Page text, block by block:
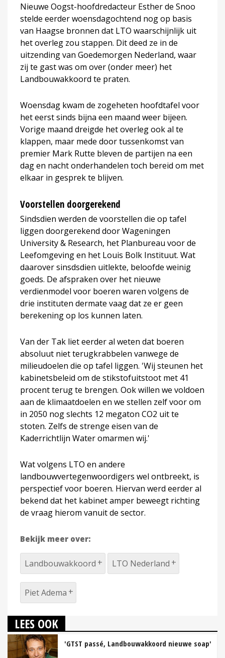
Nieuwe Oogst-hoofdredacteur Esther de Snoo
stelde eerder woensdagochtend nog op basis
van Haagse bronnen dat LTO waarschijnlijk uit
het overleg zou stappen. Dit deed ze in de
uitzending van Goedemorgen Nederland, waar
zij te gast was om over (onder meer) het
Landbouwakkoord te praten.
Woensdag kwam de zogeheten hoofdtafel voor
het eerst sinds bijna een maand weer bijeen.
Vorige maand dreigde het overleg ook al te
klappen, maar mede door tussenkomst van
premier Mark Rutte bleven de partijen na een
dag en nacht onderhandelen toch bereid om met
elkaar in gesprek te blijven.
Voorstellen doorgerekend
Sindsdien werden de voorstellen die op tafel
liggen doorgerekend door Wageningen
University & Research, het Planbureau voor de
Leefomgeving en het Louis Bolk Instituut. Wat
daarover sinsdsdien uitlekte, beloofde weinig
goeds. De afspraken over het nieuwe
verdienmodel voor boeren waren volgens de
drie instituten dermate vaag dat ze er geen
berekening op los kunnen laten.
Van der Tak liet eerder al weten dat boeren
absoluut niet terugkrabbelen vanwege de
milieudoelen die op tafel liggen. 'Wij steunen het
kabinetsbeleid om de stikstofuitstoot met 41
procent terug te brengen. Ook willen we voldoen
aan de klimaatdoelen en we stellen zelf voor om
in 2050 nog slechts 12 megaton CO2 uit te
stoten. Zelfs de strenge eisen van de
Kaderrichtlijn Water omarmen wij.'
Wat volgens LTO en andere
landbouwvertegenwoordigers wel ontbreekt, is
perspectief voor boeren. Hiervan werd eerder al
bekend dat het kabinet amper beweegt richting
de vraag hierom vanuit de sector.
Bekijk meer over:
Landbouwakkoord LTO Nederland
Piet Adema
LEES OOK
'GTST passé, Landbouwakkoord nieuwe soap'